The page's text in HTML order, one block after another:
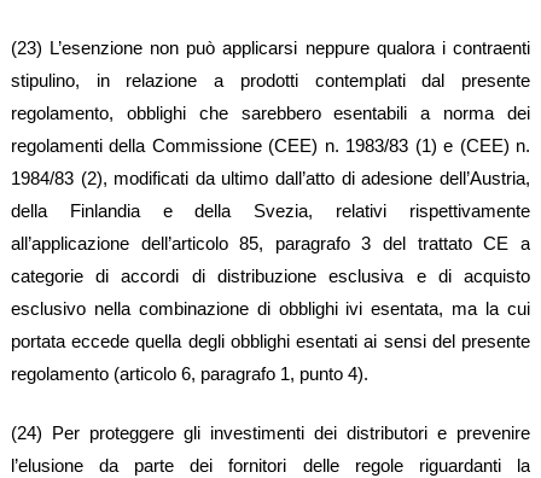
(23) L’esenzione non può applicarsi neppure qualora i contraenti
stipulino, in relazione a prodotti contemplati dal presente
regolamento, obblighi che sarebbero esentabili a norma dei
regolamenti della Commissione (CEE) n. 1983/83 (1) e (CEE) n.
1984/83 (2), modificati da ultimo dall’atto di adesione dell’Austria,
della Finlandia e della Svezia, relativi rispettivamente
all’applicazione dell’articolo 85, paragrafo 3 del trattato CE a
categorie di accordi di distribuzione esclusiva e di acquisto
esclusivo nella combinazione di obblighi ivi esentata, ma la cui
portata eccede quella degli obblighi esentati ai sensi del presente
regolamento (articolo 6, paragrafo 1, punto 4).
(24) Per proteggere gli investimenti dei distributori e prevenire
l’elusione da parte dei fornitori delle regole riguardanti la